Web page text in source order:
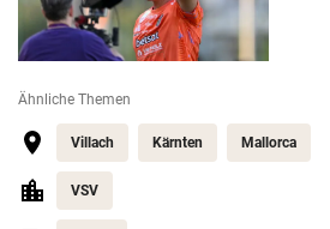
Ähnliche Themen
Villach Kärnten Mallorca
VSV